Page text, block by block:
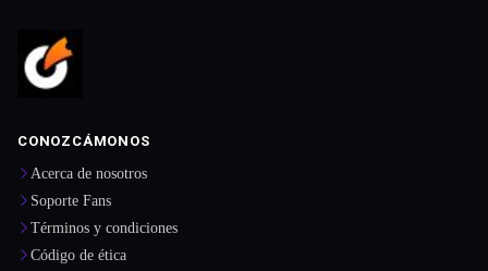
CONOZCÁMONOS
Acerca de nosotros
Soporte Fans
Términos y condiciones
Código de ética